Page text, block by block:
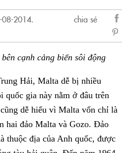
08-2014.
chia sẻ
sẻ
cạnh cảng biển sôi động
Hải, Malta dễ bị nhiều
quốc gia này nằm ở đâu trên
dễ hiểu vì Malta vốn chỉ là
hai đảo Malta và Gozo. Đảo
thuộc địa của Anh quốc, được